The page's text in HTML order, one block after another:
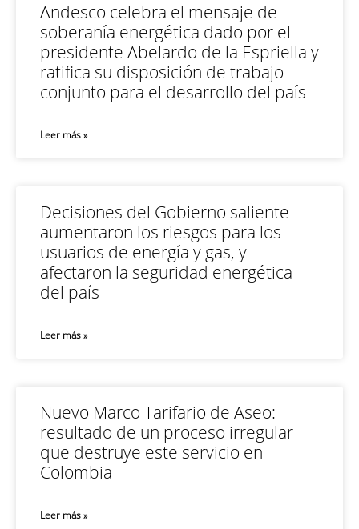
Andesco celebra el mensaje de
soberanía energética dado por el
presidente Abelardo de la Espriella y
ratifica su disposición de trabajo
conjunto para el desarrollo del país
Leer más »
Decisiones del Gobierno saliente
aumentaron los riesgos para los
usuarios de energía y gas, y
afectaron la seguridad energética
del país
Leer más »
Nuevo Marco Tarifario de Aseo:
resultado de un proceso irregular
que destruye este servicio en
Colombia
Leer más »